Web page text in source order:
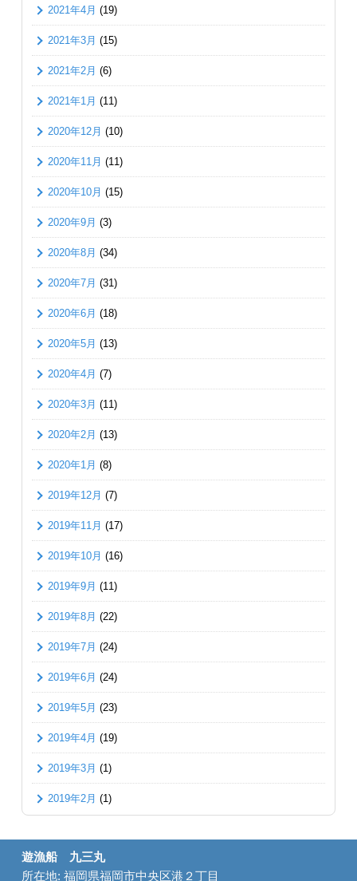
2021年4月 (19)
2021年3月 (15)
2021年2月 (6)
2021年1月 (11)
2020年12月 (10)
2020年11月 (11)
2020年10月 (15)
2020年9月 (3)
2020年8月 (34)
2020年7月 (31)
2020年6月 (18)
2020年5月 (13)
2020年4月 (7)
2020年3月 (11)
2020年2月 (13)
2020年1月 (8)
2019年12月 (7)
2019年11月 (17)
2019年10月 (16)
2019年9月 (11)
2019年8月 (22)
2019年7月 (24)
2019年6月 (24)
2019年5月 (23)
2019年4月 (19)
2019年3月 (1)
2019年2月 (1)
遊漁船 九三丸
所在地: 福岡県福岡市中央区港２丁目